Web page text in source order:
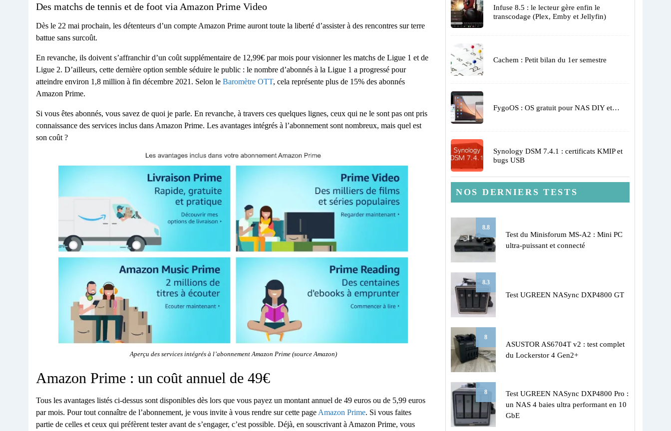
Des matchs de tennis et de foot via Amazon Prime Video
Dès le 22 mai prochain, les détenteurs d’un compte Amazon Prime auront toute la liberté d’assister à des rencontres sur terre
battue sans surcoût.
En revanche, ils doivent s’affranchir d’un coût supplémentaire de 12,99€ par mois pour visionner les matchs de Ligue 1 et de
Ligue 2. D’ailleurs, cette dernière option semble séduire le public : le nombre d’abonnés à la Ligue 1 a progressé pour
atteindre environ 1,8 million à fin décembre 2021. Selon le Baromètre OTT, cela représente plus de 15% des abonnés
Amazon Prime.
Si vous êtes abonnés, vous savez de quoi je parle. En revanche, à travers ces quelques lignes, ceux qui ne le sont pas ont pris
connaissance des services inclus dans Amazon Prime. Les avantages intégrés à l’abonnement sont nombreux, mais quel est
son coût ?
Aperçu des services intégrés à l’abonnement Amazon Prime (source Amazon)
Amazon Prime : un coût annuel de 49€
Tous les avantages listés ci-dessus sont disponibles dès lors que vous payez un montant annuel de 49 euros ou de 5,99 euros
par mois. Pour tout connaître de l’abonnement, je vous invite à vous rendre sur cette page Amazon Prime. Si vous faites
partie de celles et ceux qui préfèrent tester avant de s’engager, c’est possible. Déjà, en souscrivant à Amazon Prime, vous
Infuse 8.5 : le lecteur gère enfin le
transcodage (Plex, Emby et Jellyfin)
Cachem : Petit bilan du 1er semestre
FygoOS : OS gratuit pour NAS DIY et…
Synology DSM 7.4.1 : certificats KMIP et
bugs USB
NOS DERNIERS TESTS
8.8
Test du Minisforum MS-A2 : Mini PC
ultra-puissant et connecté
8.3
Test UGREEN NASync DXP4800 GT
8
ASUSTOR AS6704T v2 : test complet
du Lockerstor 4 Gen2+
8
Test UGREEN NASync DXP4800 Pro :
un NAS 4 baies ultra performant en 10
GbE